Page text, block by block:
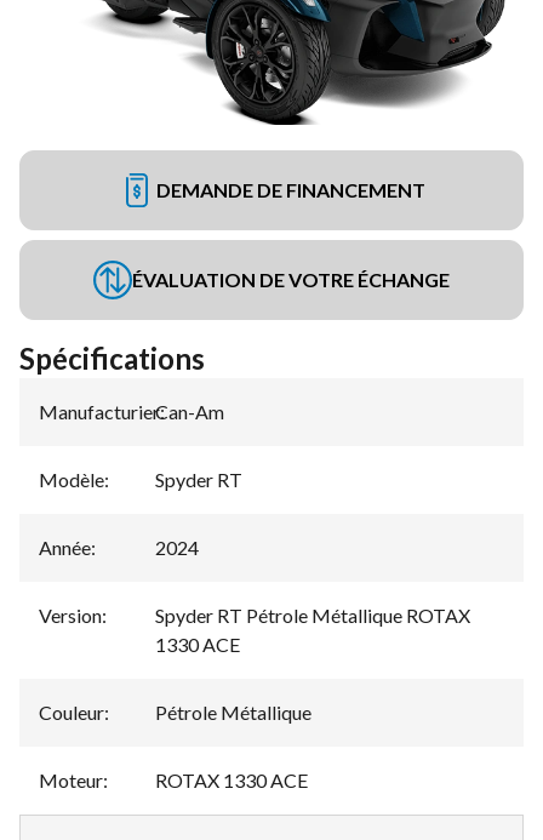
DEMANDE DE FINANCEMENT
ÉVALUATION DE VOTRE ÉCHANGE
Spécifications
Manufacturier:
Can-Am
Modèle: Spyder RT
Année: 2024
Version:
Spyder RT Pétrole Métallique ROTAX
1330 ACE
Couleur: Pétrole Métallique
Moteur: ROTAX 1330 ACE